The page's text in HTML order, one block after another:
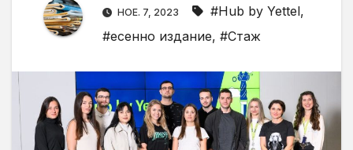
НОЕ. 7, 2023 #Hub by Yettel,
#есенно издание, #Стаж